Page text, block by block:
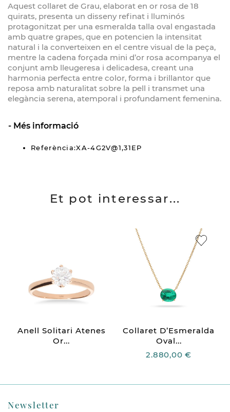
Aquest collaret de Grau, elaborat en or rosa de 18
quirats, presenta un disseny refinat i lluminós
protagonitzat per una esmeralda talla oval engastada
amb quatre grapes, que en potencien la intensitat
natural i la converteixen en el centre visual de la peça,
mentre la cadena forçada mini d’or rosa acompanya el
conjunt amb lleugeresa i delicadesa, creant una
harmonia perfecta entre color, forma i brillantor que
reposa amb naturalitat sobre la pell i transmet una
elegància serena, atemporal i profundament femenina.
Més informació
Referència:XA-4G2V@1,31EP
Et pot interessar...
Anell Solitari Atenes
Or...
Collaret D’Esmeralda
Oval...
2.880,00 €
Newsletter